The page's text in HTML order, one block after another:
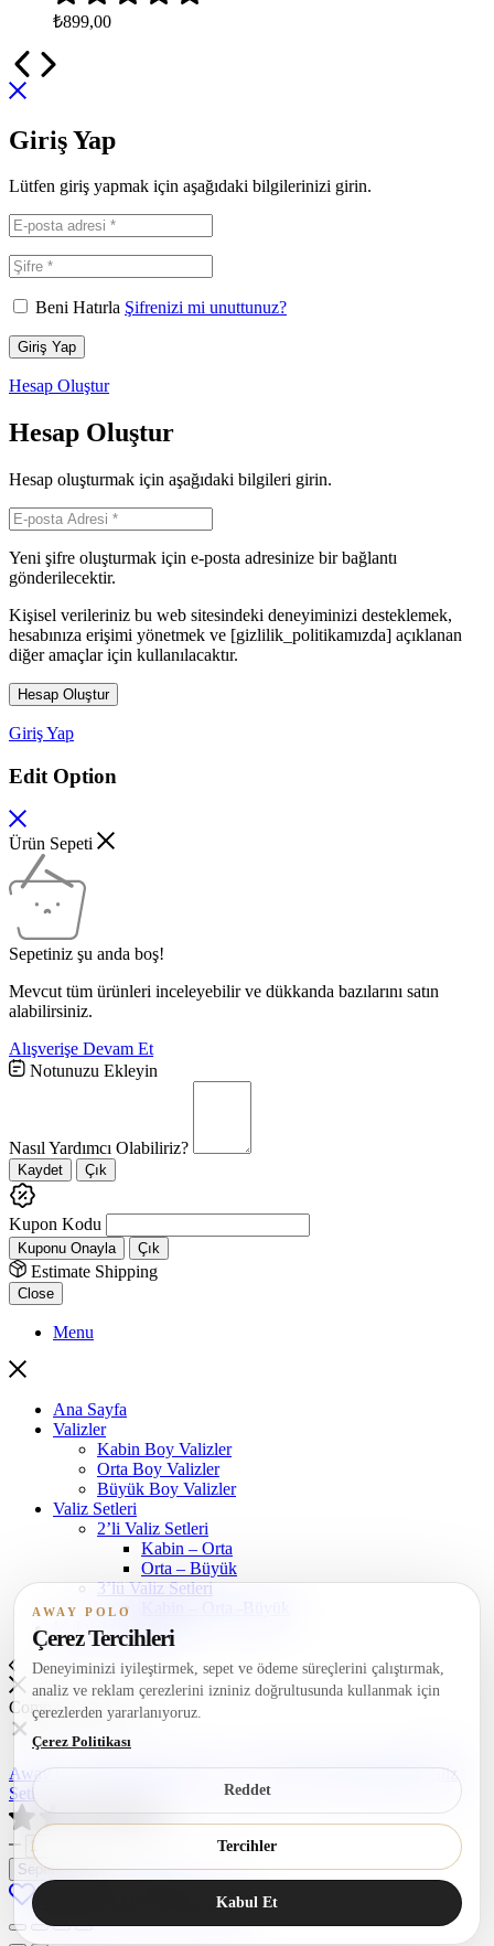
₺899,00
Giriş Yap
Lütfen giriş yapmak için aşağıdaki bilgilerinizi girin.
Beni Hatırla Şifrenizi mi unuttunuz?
Giriş Yap
Hesap Oluştur
Hesap Oluştur
Hesap oluşturmak için aşağıdaki bilgileri girin.
Yeni şifre oluşturmak için e-posta adresinize bir bağlantı
gönderilecektir.
Kişisel verileriniz bu web sitesindeki deneyiminizi desteklemek,
hesabınıza erişimi yönetmek ve [gizlilik_politikamızda] açıklanan
diğer amaçlar için kullanılacaktır.
Hesap Oluştur
Giriş Yap
Edit Option
Ürün Sepeti
Sepetiniz şu anda boş!
Mevcut tüm ürünleri inceleyebilir ve dükkanda bazılarını satın
alabilirsiniz.
Alışverişe Devam Et
Notunuzu Ekleyin
Nasıl Yardımcı Olabiliriz?
Kaydet Çık
Kupon Kodu
Kuponu Onayla Çık
Estimate Shipping
Close
Menu
Ana Sayfa
Valizler
Kabin Boy Valizler
Orta Boy Valizler
Büyük Boy Valizler
Valiz Setleri
2’li Valiz Setleri
Kabin – Orta
Orta – Büyük
3’lü Valiz Setleri
Makyaj Çantaları
Compare products
Close
AWAY POLO
Çerez Tercihleri
Deneyiminizi iyileştirmek, sepet ve ödeme süreçlerini çalıştırmak,
analiz ve reklam çerezlerini izniniz doğrultusunda kullanmak için
çerezlerden yararlanıyoruz.
Çerez Politikası
Reddet
Tercihler
Kabul Et
Away Grand Model Kabin Boy + Orta Boy Bebe Pembesi Valiz
Seti
Away
Grand
Model
Kabin
Boy
+
Sepete Ekle
Karşılaştır